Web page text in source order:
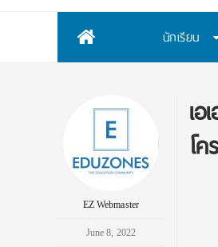
นักเรียน
EZ Webmaster
June 8, 2022
เ
โ